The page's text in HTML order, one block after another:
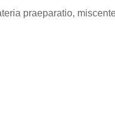
praeparatio,